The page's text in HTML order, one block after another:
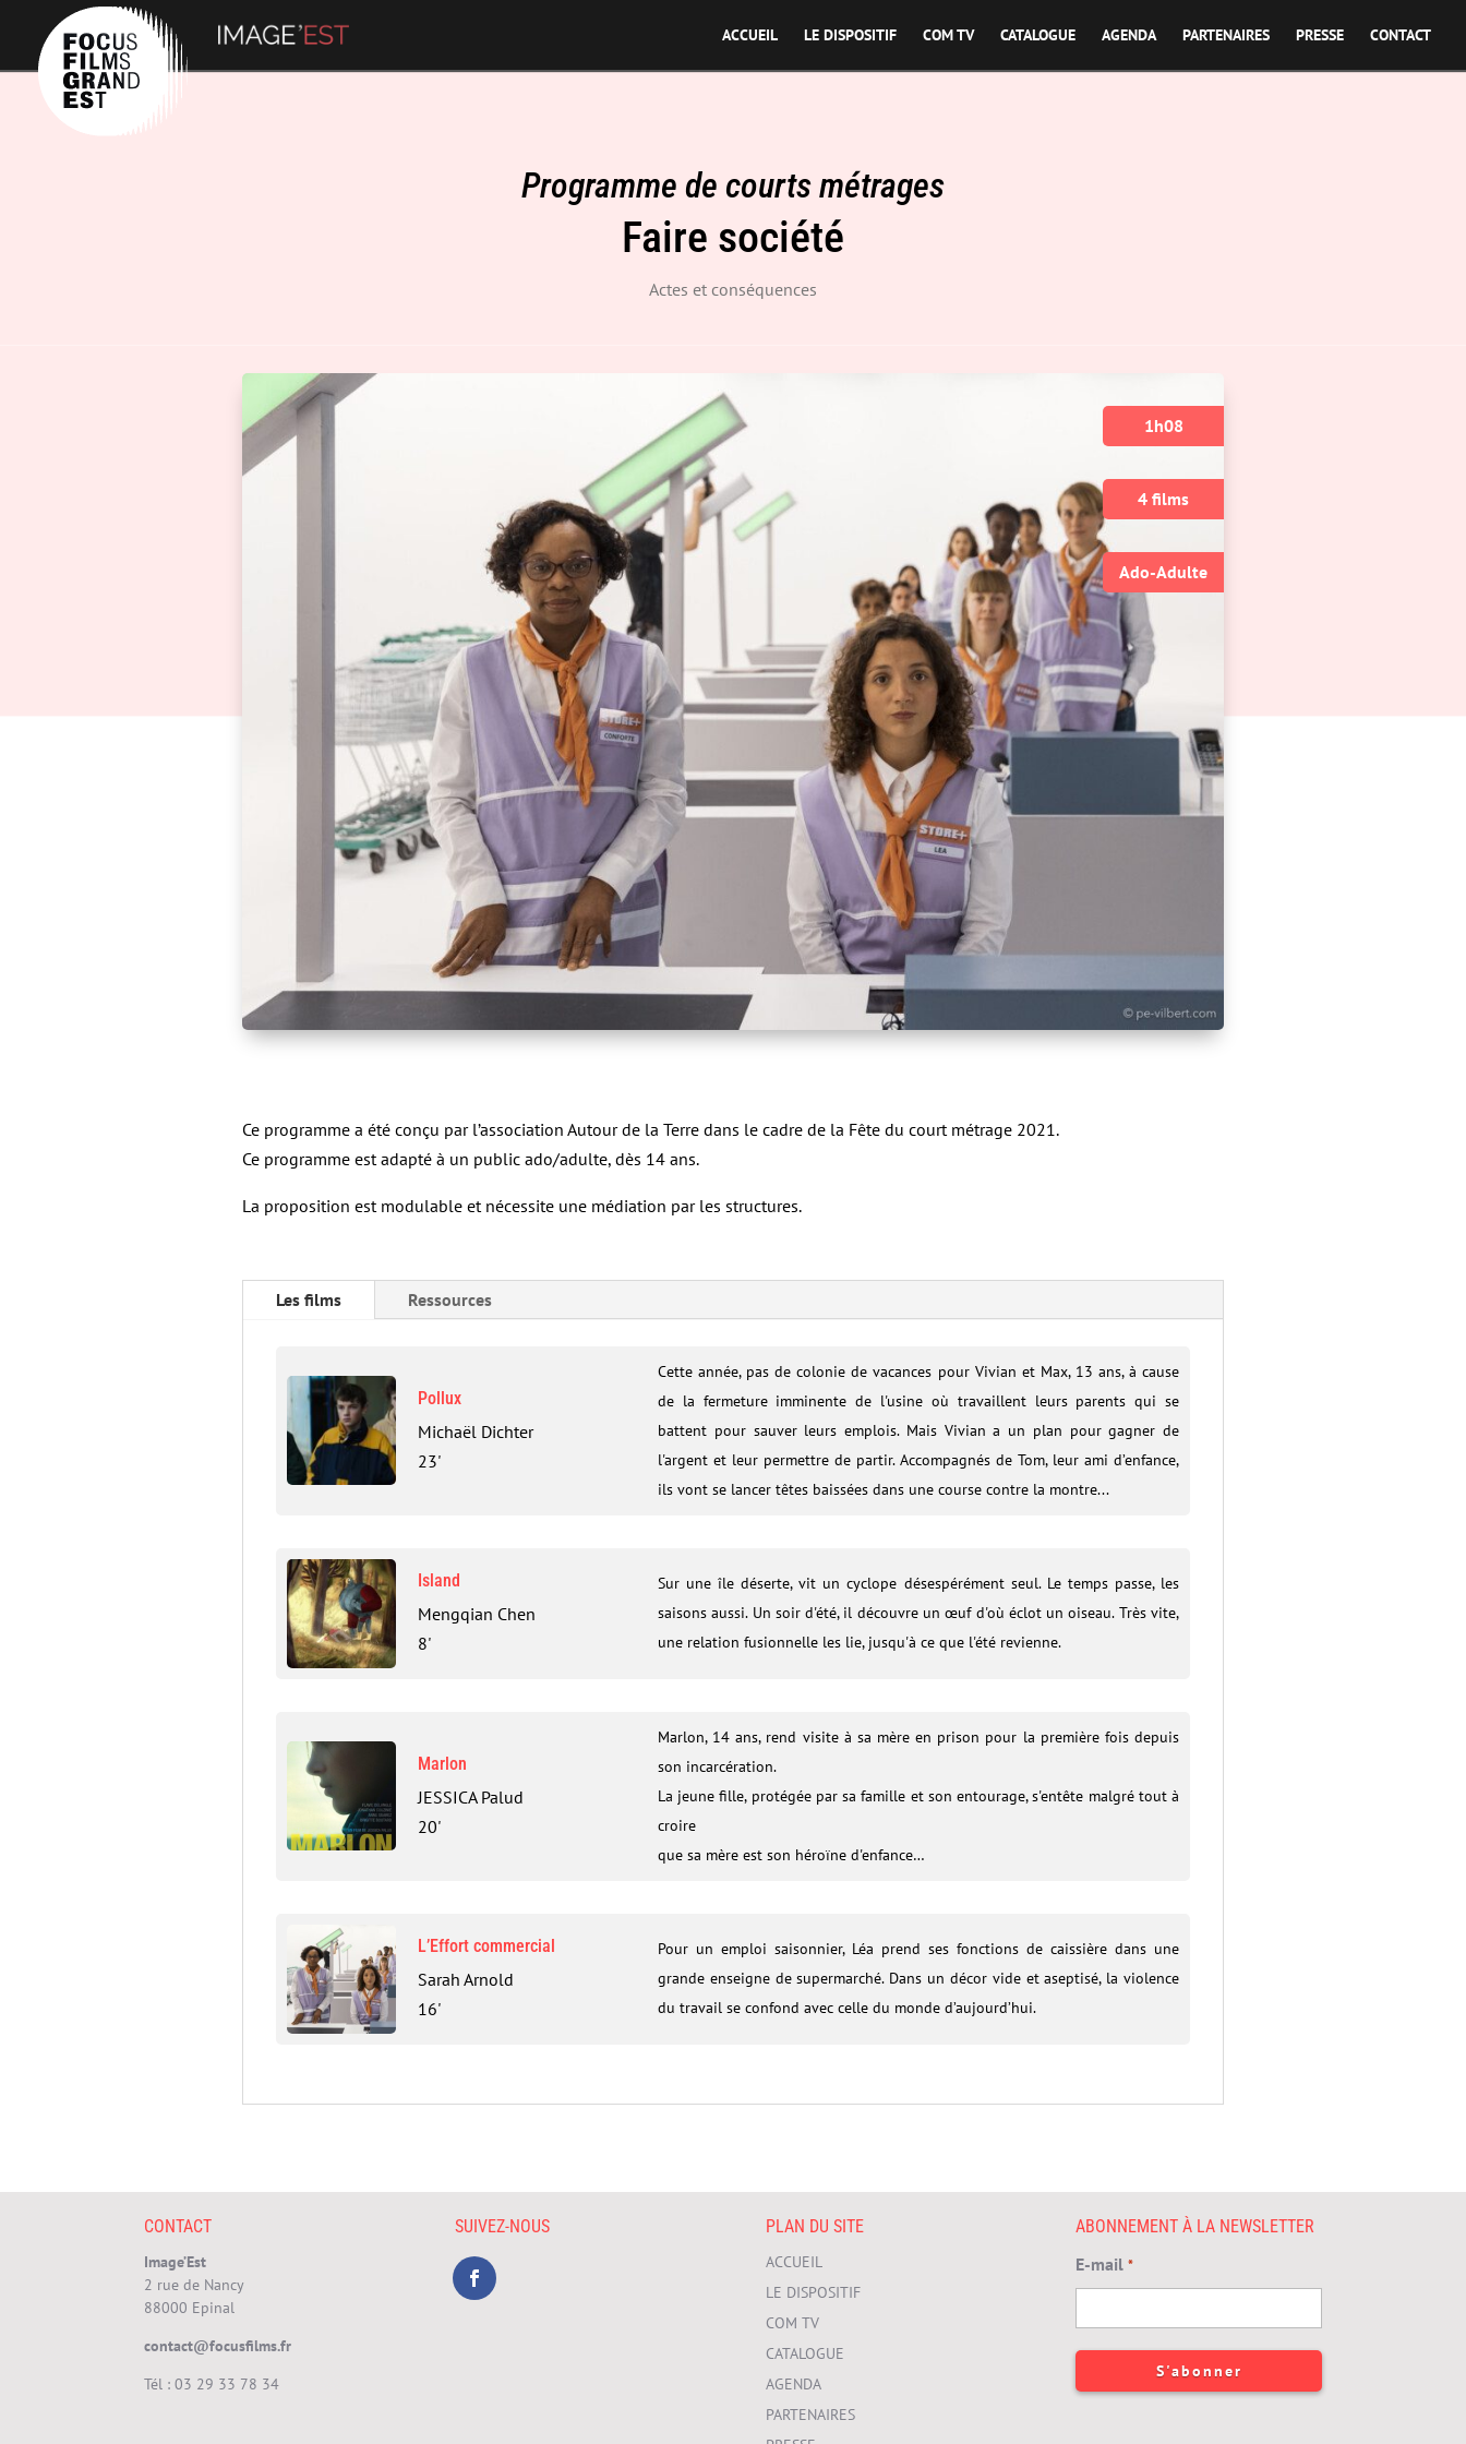
ACCUEIL LE DISPOSITIF COM TV CATALOGUE AGENDA PARTENAIRES PRESSE CONTACT
Programme de courts métrages
Faire société
Actes et conséquences
1h08
4 films
Ado-Adulte
Ce programme a été conçu par l’association Autour de la Terre dans le cadre de la Fête du court métrage 2021.
Ce programme est adapté à un public ado/adulte, dès 14 ans.
La proposition est modulable et nécessite une médiation par les structures.
Les films Ressources
Pollux
Michaël Dichter
23'
Cette année, pas de colonie de vacances pour Vivian et Max, 13 ans, à cause
de la fermeture imminente de l'usine où travaillent leurs parents qui se
battent pour sauver leurs emplois. Mais Vivian a un plan pour gagner de
l'argent et leur permettre de partir. Accompagnés de Tom, leur ami d’enfance,
ils vont se lancer têtes baissées dans une course contre la montre...
Island
Mengqian Chen
8'
Sur une île déserte, vit un cyclope désespérément seul. Le temps passe, les
saisons aussi. Un soir d'été, il découvre un œuf d'où éclot un oiseau. Très vite,
une relation fusionnelle les lie, jusqu'à ce que l'été revienne.
Marlon
JESSICA Palud
20'
Marlon, 14 ans, rend visite à sa mère en prison pour la première fois depuis
son incarcération.
La jeune fille, protégée par sa famille et son entourage, s'entête malgré tout à
croire
que sa mère est son héroïne d'enfance…
L’Effort commercial
Sarah Arnold
16'
Pour un emploi saisonnier, Léa prend ses fonctions de caissière dans une
grande enseigne de supermarché. Dans un décor vide et aseptisé, la violence
du travail se confond avec celle du monde d’aujourd’hui.
CONTACT
Image’Est
2 rue de Nancy
88000 Epinal
contact@focusfilms.fr
Tél : 03 29 33 78 34
SUIVEZ-NOUS PLAN DU SITE
ACCUEIL
LE DISPOSITIF
COM TV
CATALOGUE
AGENDA
PARTENAIRES
ABONNEMENT À LA NEWSLETTER
E-mail *